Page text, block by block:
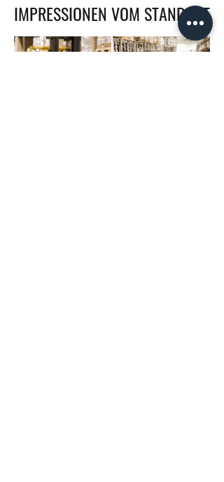
IMPRESSIONEN VOM STANDORT